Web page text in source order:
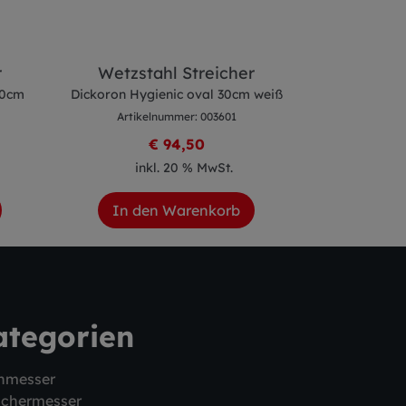
Wetzstahl Streicher
Dickoron Hygienic oval 30cm weiß
Artikelnummer: 003601
€ 94,50
inkl. 20 % MwSt.
In den Warenkorb